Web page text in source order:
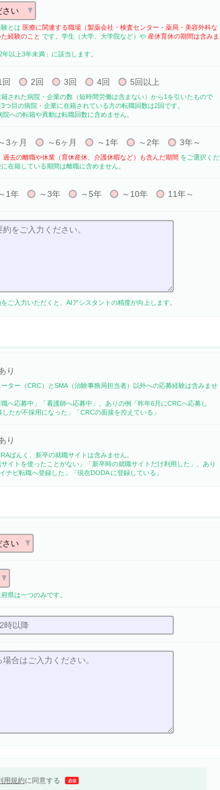
とは 医療に関連する職場（製薬会社・検査センター・薬局・美容外科な
経験のこと です。学生（大学、大学院など）や 産休育休の期間は含みま
以上3年未満」に該当します。
回 2回 3回 4回 5回以上
された病院・企業の数（短時間労働は含まない）から1を引いたもので
つ目の病院・企業に在籍されている方の転職回数は2回です。
への転籍や異動は転職回数に含めません。
～3ヶ月 ～6ヶ月 ～1年 ～2年 3年～
過去の離職や休業（育休産休、介護休暇など）も含んだ期間 をご選択くだ
在籍している期間は離職に含めません。
～1年 ～3年 ～5年 ～10年 11年～
ご入力いただくと、AIアシスタントの精度が向上します。
り
ター（CRC）とSMA（治験事務局担当者）以外への応募経験は含みませ
へ応募中」「看護師へ応募中」、ありの例「昨年6月にCRCへ応募し
たが不採用になった」「CRCの面接を控えている」
り
ばんく、新卒の就職サイトは含みません。
イトを使ったことがない」「新卒時の就職サイトだけ利用した」、あり
ナビ転職へ登録した」「現在DODA に登録している」
県は一つのみです。
用規約に同意する 必須